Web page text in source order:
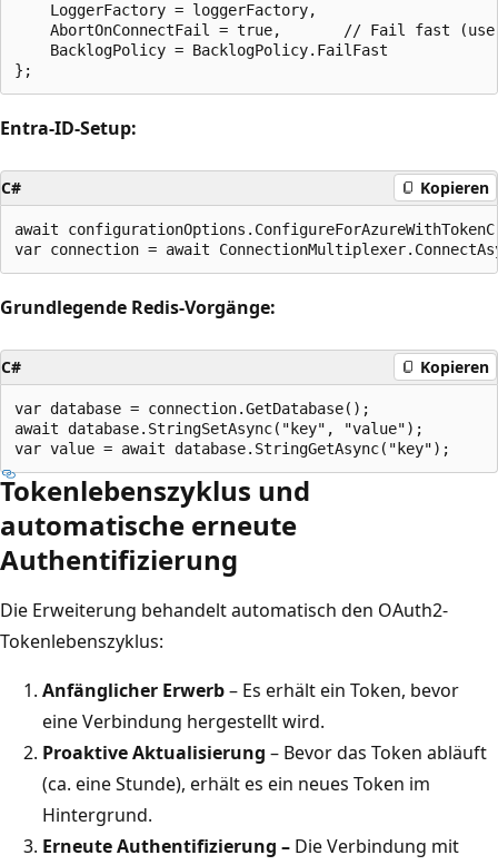
    LoggerFactory = loggerFactory,
AbortOnConnectFail = true,       // Fail fast
    BacklogPolicy = BacklogPolicy.FailFast
Entra-ID-Setup:
C# Kopieren
await
Grundlegende Redis-Vorgänge:
C# Kopieren
var database = connection.GetDatabase();
await database.StringSetAsync("key", "value");
Tokenlebenszyklus und
automatische erneute
Authentifizierung
Die Erweiterung behandelt automatisch den OAuth2-
Tokenlebenszyklus:
Anfänglicher Erwerb– Es erhält ein Token, bevor
eine Verbindung hergestellt wird.
Proaktive Aktualisierung – Bevor das Token abläuft
(ca. eine Stunde), erhält es ein neues Token im
Hintergrund.
Erneute Authentifizierung – Die Verbindung mit